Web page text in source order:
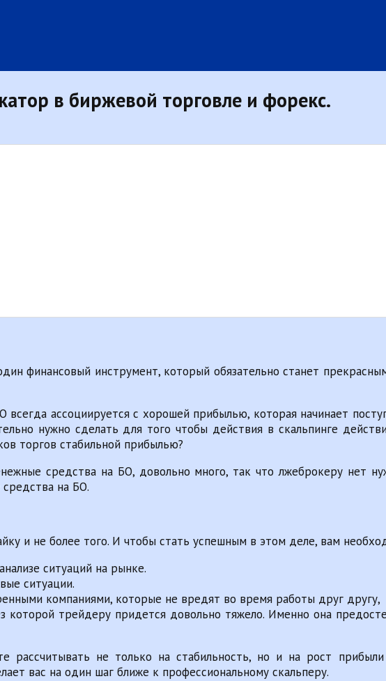
в биржевой торговле и форекс.
финансовый инструмент, который обязательно станет
ассоциируется с хорошей прибылью, которая начинает
нужно сделать для того чтобы действия в скальпинге
торгов стабильной прибылью?
средства на БО, довольно много, так что лжеброкеру нет
на БО.
и не более того. И чтобы стать успешным в этом деле, вам
ситуаций на рынке.
ситуации.
компаниями, которые не вредят во время работы друг другу,
которой трейдеру придется довольно тяжело. Именно она
не только на стабильность, но и на рост
вас на один шаг ближе к профессиональному скальперу.